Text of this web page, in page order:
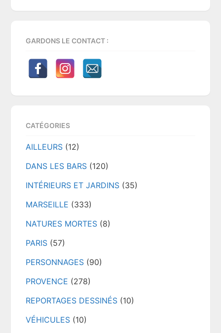
GARDONS LE CONTACT :
CATÉGORIES
AILLEURS (12)
DANS LES BARS (120)
INTÉRIEURS ET JARDINS (35)
MARSEILLE (333)
NATURES MORTES (8)
PARIS (57)
PERSONNAGES (90)
PROVENCE (278)
REPORTAGES DESSINÉS (10)
VÉHICULES (10)